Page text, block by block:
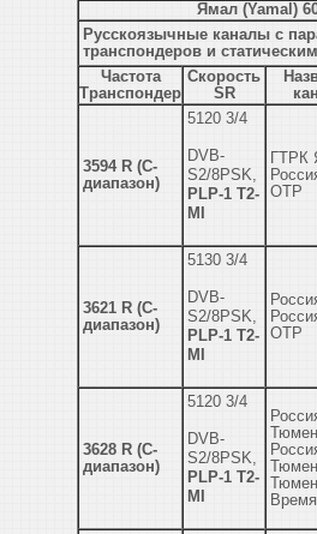
Ямал (Yamal)
Русскоязычные каналы с
транспондеров и
Частота
Транспондер
Скорость
SR
3594 R (C-
диапазон)
5120 3/4
DVB-
S2/8PSK,
PLP-1 T2-
MI
ГТРК
ОТР
3621 R (C-
диапазон)
5130 3/4
DVB-
S2/8PSK,
PLP-1 T2-
MI
ОТР
3628 R (C-
диапазон)
5120 3/4
DVB-
S2/8PSK,
PLP-1 T2-
MI
Время